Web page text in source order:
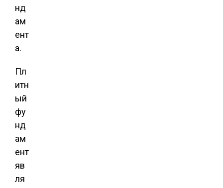
нд
ам
ент
а.
Пл
итн
ый
фу
нд
ам
ент
яв
ля